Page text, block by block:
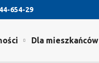
654-29
Dla mieszkańców